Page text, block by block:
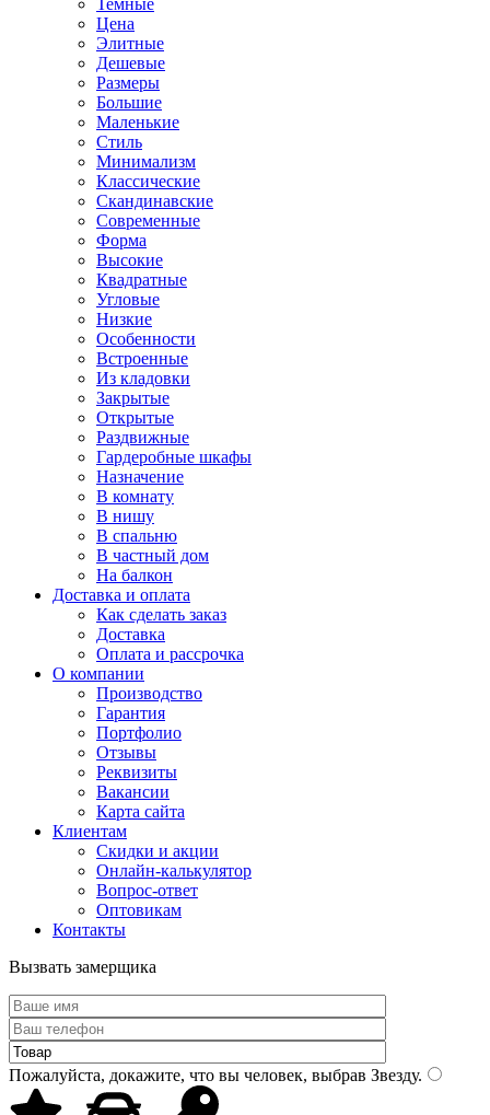
Темные
Цена
Элитные
Дешевые
Размеры
Большие
Маленькие
Стиль
Минимализм
Классические
Скандинавские
Современные
Форма
Высокие
Квадратные
Угловые
Низкие
Особенности
Встроенные
Из кладовки
Закрытые
Открытые
Раздвижные
Гардеробные шкафы
Назначение
В комнату
В нишу
В спальню
В частный дом
На балкон
Доставка и оплата
Как сделать заказ
Доставка
Оплата и рассрочка
О компании
Производство
Гарантия
Портфолио
Отзывы
Реквизиты
Вакансии
Карта сайта
Клиентам
Скидки и акции
Онлайн-калькулятор
Вопрос-ответ
Оптовикам
Контакты
Вызвать замерщика
Пожалуйста, докажите, что вы человек, выбрав Звезду.